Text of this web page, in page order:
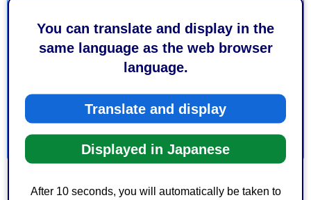
You can translate and display in the
same language as the web browser
language.
Translate and display
Displayed in Japanese
After 10 seconds, you will automatically be taken to
3：役に立たなかった
このページの情報は見つけやすかったですか？
1：見つけやすかった
2：ふつう
3：見つけにくかった